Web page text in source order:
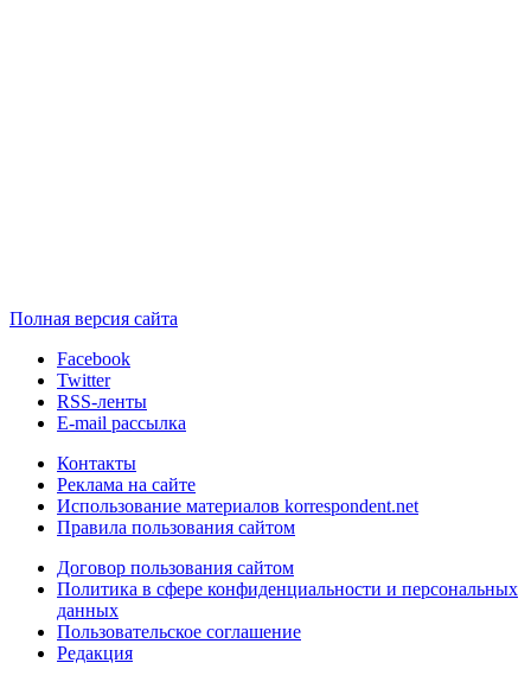
Полная версия сайта
Facebook
Twitter
RSS-ленты
E-mail рассылка
Контакты
Реклама на сайте
Использование материалов korrespondent.net
Правила пользования сайтом
Договор пользования сайтом
Политика в сфере конфиденциальности и персональных
данных
Пользовательское соглашение
Редакция